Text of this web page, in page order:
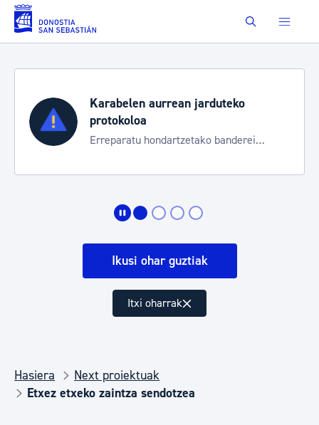
Eduki nagusira joan Buscar
Karabelen aurrean jarduteko
protokoloa
Erreparatu hondartzetako banderei
Ikusi ohar guztiak
Itxi oharrak
Hasiera
Next proiektuak
Etxez etxeko zaintza sendotzea